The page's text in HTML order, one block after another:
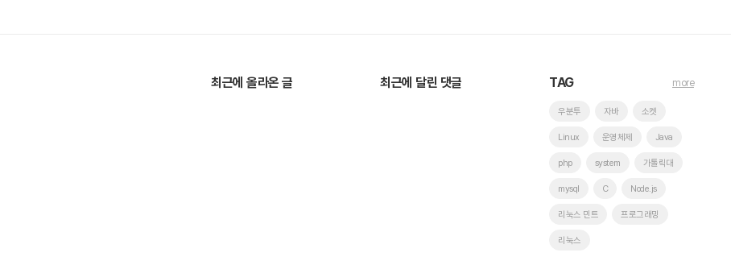
최근에 올라온 글 최근에 달린 댓글 TAG
우분투 자바 소켓
Linux 운영체제 Java
php system 가톨릭대
mysql C Node.js
리눅스 민트 프로그래밍
리눅스
more